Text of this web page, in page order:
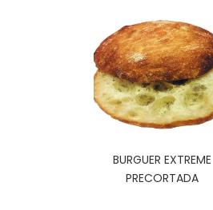
BURGUER EXTREME
PRECORTADA